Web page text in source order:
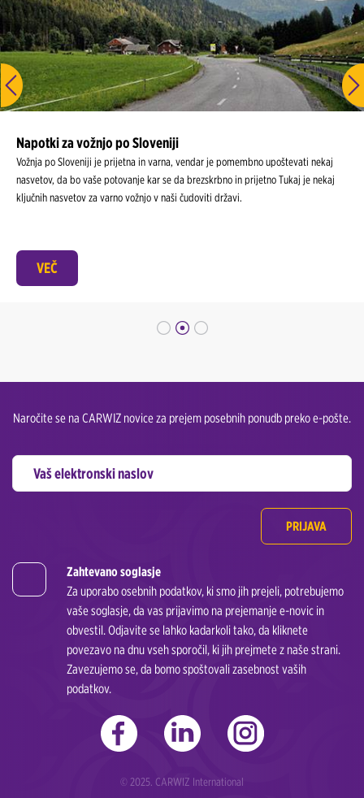
Napotki za vožnjo po Sloveniji
Vožnja po Sloveniji je prijetna in varna, vendar je pomembno upoštevati nekaj
nasvetov, da bo vaše potovanje kar se da brezskrbno in prijetno Tukaj je nekaj
ključnih nasvetov za varno vožnjo v naši čudoviti državi.
VEČ
Naročite se na CARWIZ novice za prejem posebnih ponudb preko e-pošte.
PRIJAVA
Zahtevano soglasje
Za uporabo osebnih podatkov, ki smo jih prejeli, potrebujemo
vaše soglasje, da vas prijavimo na prejemanje e-novic in
obvestil. Odjavite se lahko kadarkoli tako, da kliknete
povezavo na dnu vseh sporočil, ki jih prejmete z naše strani.
Zavezujemo se, da bomo spoštovali zasebnost vaših
podatkov.
© 2025. CARWIZ International